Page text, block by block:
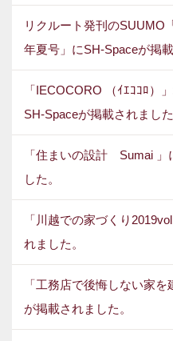
リクルート発刊のSUUMO
年夏号」にSH-Spaceが掲載
「IECOCORO （ｲｴｺｺﾛ）
SH-Spaceが掲載されました
「住まいの設計 Sumai 」
した。
「川越での家づくり
れました。
「工務店で後悔しない家
が掲載されました。